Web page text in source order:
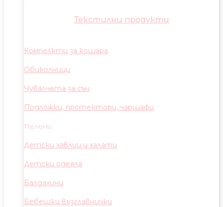
Текстилни продукти
Компелкти за кошара
Обиколници
Чувалчета за сън
Подложки, протектори, чаршафи
Пелени
Детски хавлии и халати
Детски одеяла
Балдахини
Бебешки възглавнички